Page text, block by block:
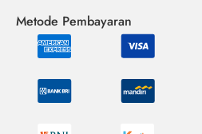
Metode Pembayaran